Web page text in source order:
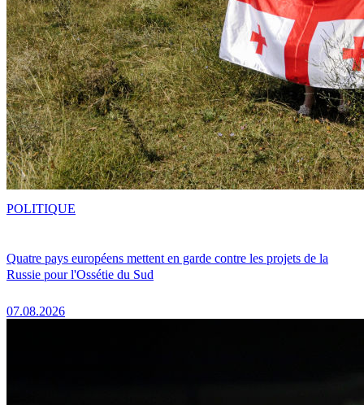
Quatre pays européens mettent en garde contre les projets de la
Russie pour l'Ossétie du Sud
07.08.2026
POLITIQUE